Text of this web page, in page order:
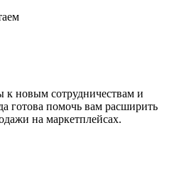
к новым сотрудничествам и
готова помочь вам расширить
на маркетплейсах.